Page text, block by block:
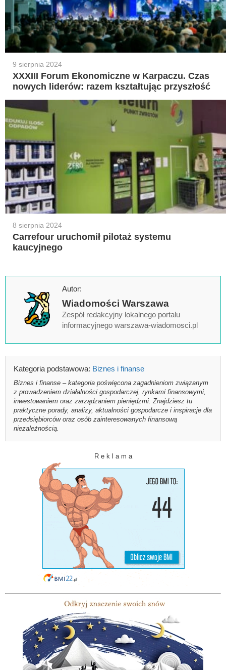
9 sierpnia 2024
XXXIII Forum Ekonomiczne w Karpaczu. Czas
nowych liderów: razem kształtując przyszłość
8 sierpnia 2024
Carrefour uruchomił pilotaż systemu
kaucyjnego
Autor:
Wiadomości Warszawa
Zespół redakcyjny lokalnego portalu
informacyjnego warszawa-wiadomosci.pl
Kategoria podstawowa: Biznes i finanse
Biznes i finanse – kategoria poświęcona zagadnieniom związanym
z prowadzeniem działalności gospodarczej, rynkami finansowymi,
inwestowaniem oraz zarządzaniem pieniędzmi. Znajdziesz tu
praktyczne porady, analizy, aktualności gospodarcze i inspiracje dla
przedsiębiorców oraz osób zainteresowanych finansową
niezależnością.
R e k l a m a